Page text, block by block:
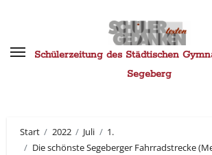
springenSchülerzeitung des Städtischen
Segeberg
Start 2022 Juli
1.
Die schönste Segeberger Fahrradstrecke